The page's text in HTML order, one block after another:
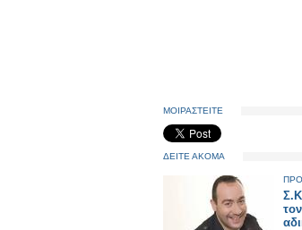
ΜΟΙΡΑΣΤΕΙΤΕ
ΔΕΙΤΕ ΑΚΟΜΑ